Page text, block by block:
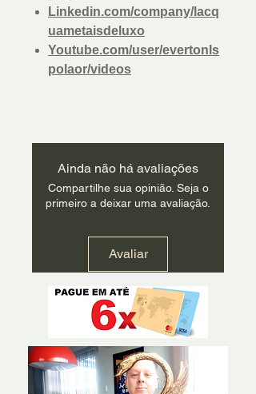
Linkedin.com/company/lacq
uametaisdeluxo
Youtube.com/user/evertonls
polaor/videos
Ainda não há avaliações
Compartilhe sua opinião. Seja o
primeiro a deixar uma avaliação.
Avaliar